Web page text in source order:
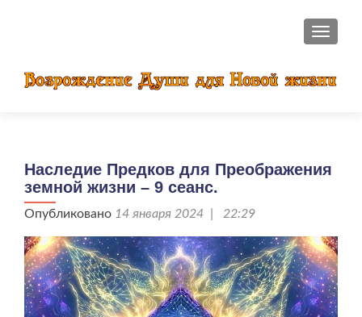
Наследие Предков для Преображения
земной жизни – 9 сеанс.
Опубликовано 14 января 2024 | 22:29